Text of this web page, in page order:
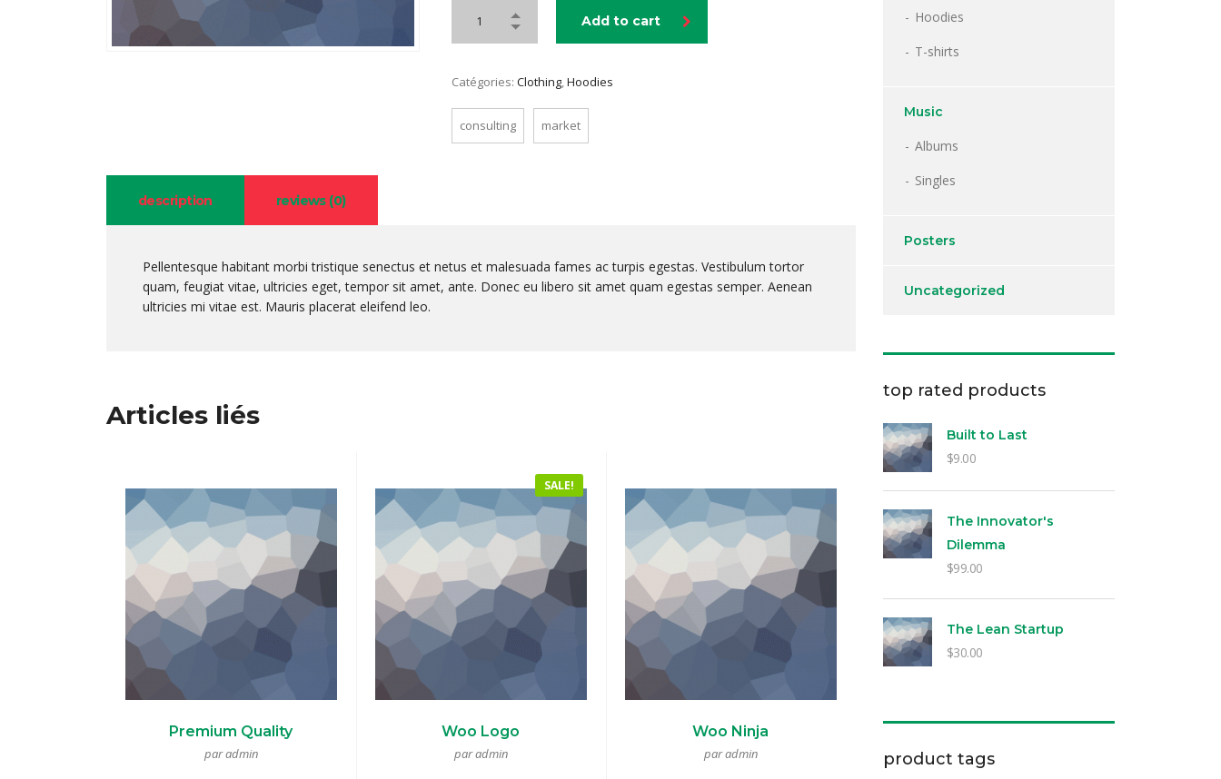
Add to cart
Catégories: Clothing,Hoodies
consulting market
description reviews (0)
Pellentesque habitant morbi tristique senectus et netus et malesuada fames ac turpis egestas. Vestibulum tortor
quam, feugiat vitae, ultricies eget, tempor sit amet, ante. Donec eu libero sit amet quam egestas semper. Aenean
ultricies mi vitae est. Mauris placerat eleifend leo.
Articles liés
Premium Quality
par admin
SALE!
Woo Logo
par admin
Woo Ninja
par admin
Hoodies
T-shirts
Music
Albums
Singles
Posters
Uncategorized
top rated products
Built to Last
$9.00
The Innovator's
Dilemma
$99.00
The Lean Startup
$30.00
product tags